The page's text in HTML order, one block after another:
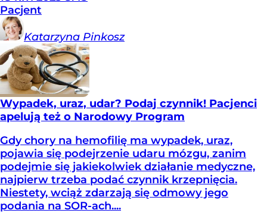
Pacjent
Katarzyna Pinkosz
Wypadek, uraz, udar? Podaj czynnik! Pacjenci
apelują też o Narodowy Program
Gdy chory na hemofilię ma wypadek, uraz,
pojawia się podejrzenie udaru mózgu, zanim
podejmie się jakiekolwiek działanie medyczne,
najpierw trzeba podać czynnik krzepnięcia.
Niestety, wciąż zdarzają się odmowy jego
podania na SOR-ach....